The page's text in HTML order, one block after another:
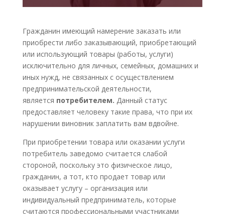
Гражданин имеющий намерение заказать или
приобрести либо заказывающий, приобретающий
или использующий товары (работы, услуги)
исключительно для личных, семейных, домашних и
иных нужд, не связанных с осуществлением
предпринимательской деятельности,
является потребителем. Данный статус
предоставляет человеку такие права, что при их
нарушении виновник заплатить вам вдвойне.
При приобретении товара или оказании услуги
потребитель заведомо считается слабой
стороной, поскольку это физическое лицо,
гражданин, а тот, кто продает товар или
оказывает услугу – организация или
индивидуальный предприниматель, которые
считаются профессиональными участниками